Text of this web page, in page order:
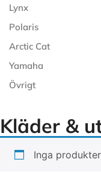
Lynx
Polaris
Arctic Cat
Yamaha
Övrigt
Kläder &
Inga